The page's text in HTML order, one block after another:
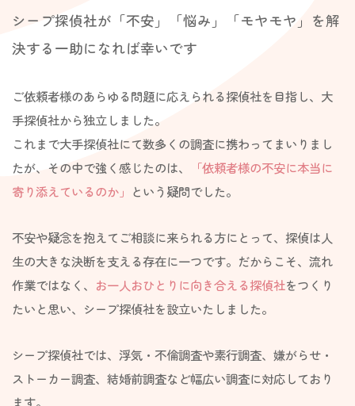
シープ探偵社が「不安」「悩み」「モヤモヤ」を解
決する一助になれば幸いです
ご依頼者様のあらゆる問題に応えられる探偵社を目指し、 大
手探偵社から独立しました。
これまで大手探偵社にて数多くの調査に携わってまいりまし
たが、その中で強く感じたのは、
「依頼者様の不安に本当に
寄り添えているのか」 という疑問でした。
不安や疑念を抱えてご相談に来られる方にとって、探偵は人
生の大きな決断を支える存在に一つです。だからこそ、流れ
作業ではなく、 お一人おひとりに向き合える探偵社をつくり
たいと思い、シープ探偵社を設立いたしました。
シープ探偵社では、浮気・不倫調査や素行調査、嫌がらせ・
ストーカー調査、結婚前調査など幅広い調査に対応しており
ます。